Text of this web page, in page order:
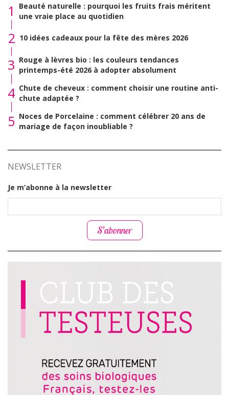
1
Beauté naturelle : pourquoi les fruits frais méritent
une vraie place au quotidien
2 10 idées cadeaux pour la fête des mères 2026
3 Rouge à lèvres bio : les couleurs tendances
printemps-été 2026 à adopter absolument
4 Chute de cheveux : comment choisir une routine anti-
chute adaptée ?
5 Noces de Porcelaine : comment célébrer 20 ans de
mariage de façon inoubliable ?
NEWSLETTER
Je m’abonne à la newsletter
S’abonner